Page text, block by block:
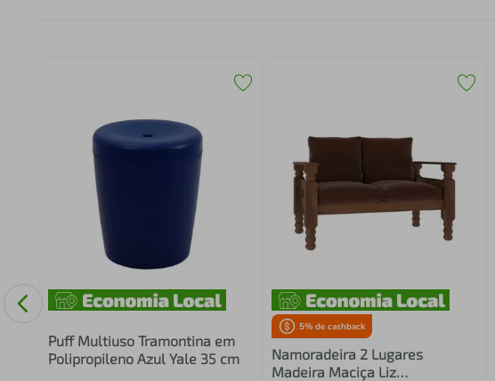
Puff Multiuso Tramontina em
Polipropileno Azul Yale 35 cm
5% de cashback
Namoradeira 2 Lugares
Madeira Maciça Liz